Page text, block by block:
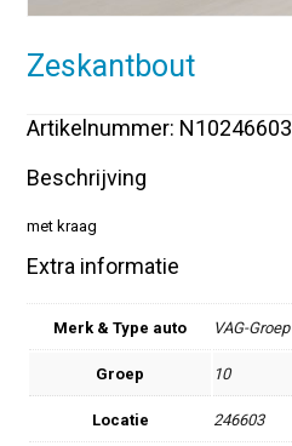
Zeskantbout
Artikelnummer: N10246603
Beschrijving
met kraag
Extra informatie
Merk & Type auto VAG-Groep
Groep 10
Locatie 246603